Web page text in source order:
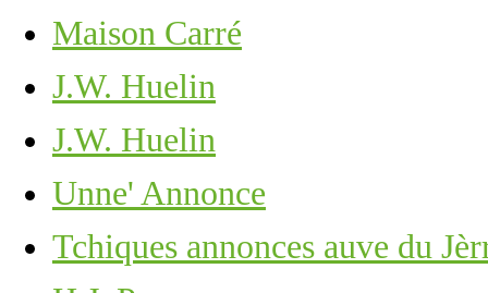
Maison Carré
J.W. Huelin
J.W. Huelin
Unne' Annonce
Tchiques annonces auve du